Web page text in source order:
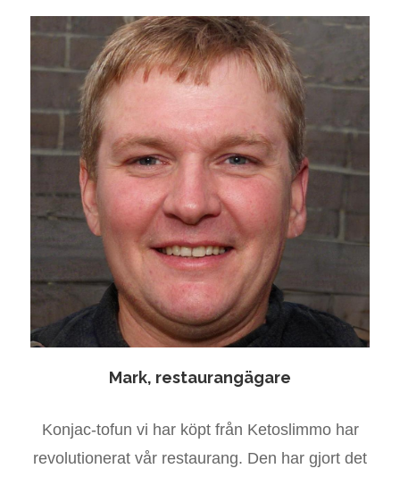
Mark, restaurangägare
Konjac-tofun vi har köpt från Ketoslimmo har
revolutionerat vår restaurang. Den har gjort det